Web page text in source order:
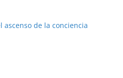
ascenso de la conciencia